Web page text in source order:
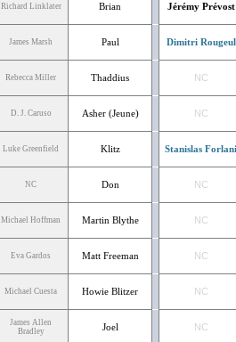
Richard Linklater Brian Jérémy Prévost
James Marsh Paul Dimitri Rougeul
Rebecca Miller Thaddius NC
D. J. Caruso Asher (Jeune) NC
Luke Greenfield Klitz Stanislas Forlani
NC Don NC
Michael Hoffman Martin Blythe NC
Eva Gardos Matt Freeman NC
Michael Cuesta Howie Blitzer NC
James Allen
Bradley
Joel NC